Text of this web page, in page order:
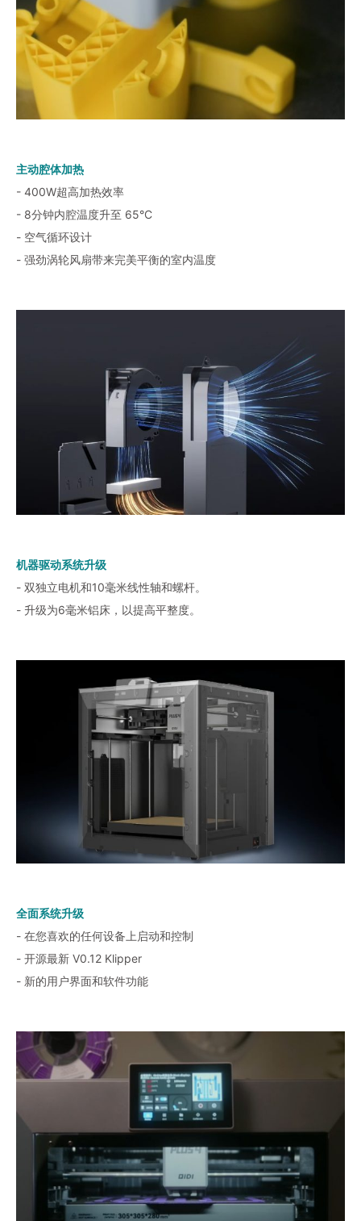
主动腔体加热
- 400W超高加热效率
- 8分钟内腔温度升至 65°C
- 空气循环设计
- 强劲涡轮风扇带来完美平衡的室内温度
机器驱动系统升级
- 双独立电机和10毫米线性轴和螺杆。
- 升级为6毫米铝床，以提高平整度。
全面系统升级
- 在您喜欢的任何设备上启动和控制
- 开源最新 V0.12 Klipper
- 新的用户界面和软件功能